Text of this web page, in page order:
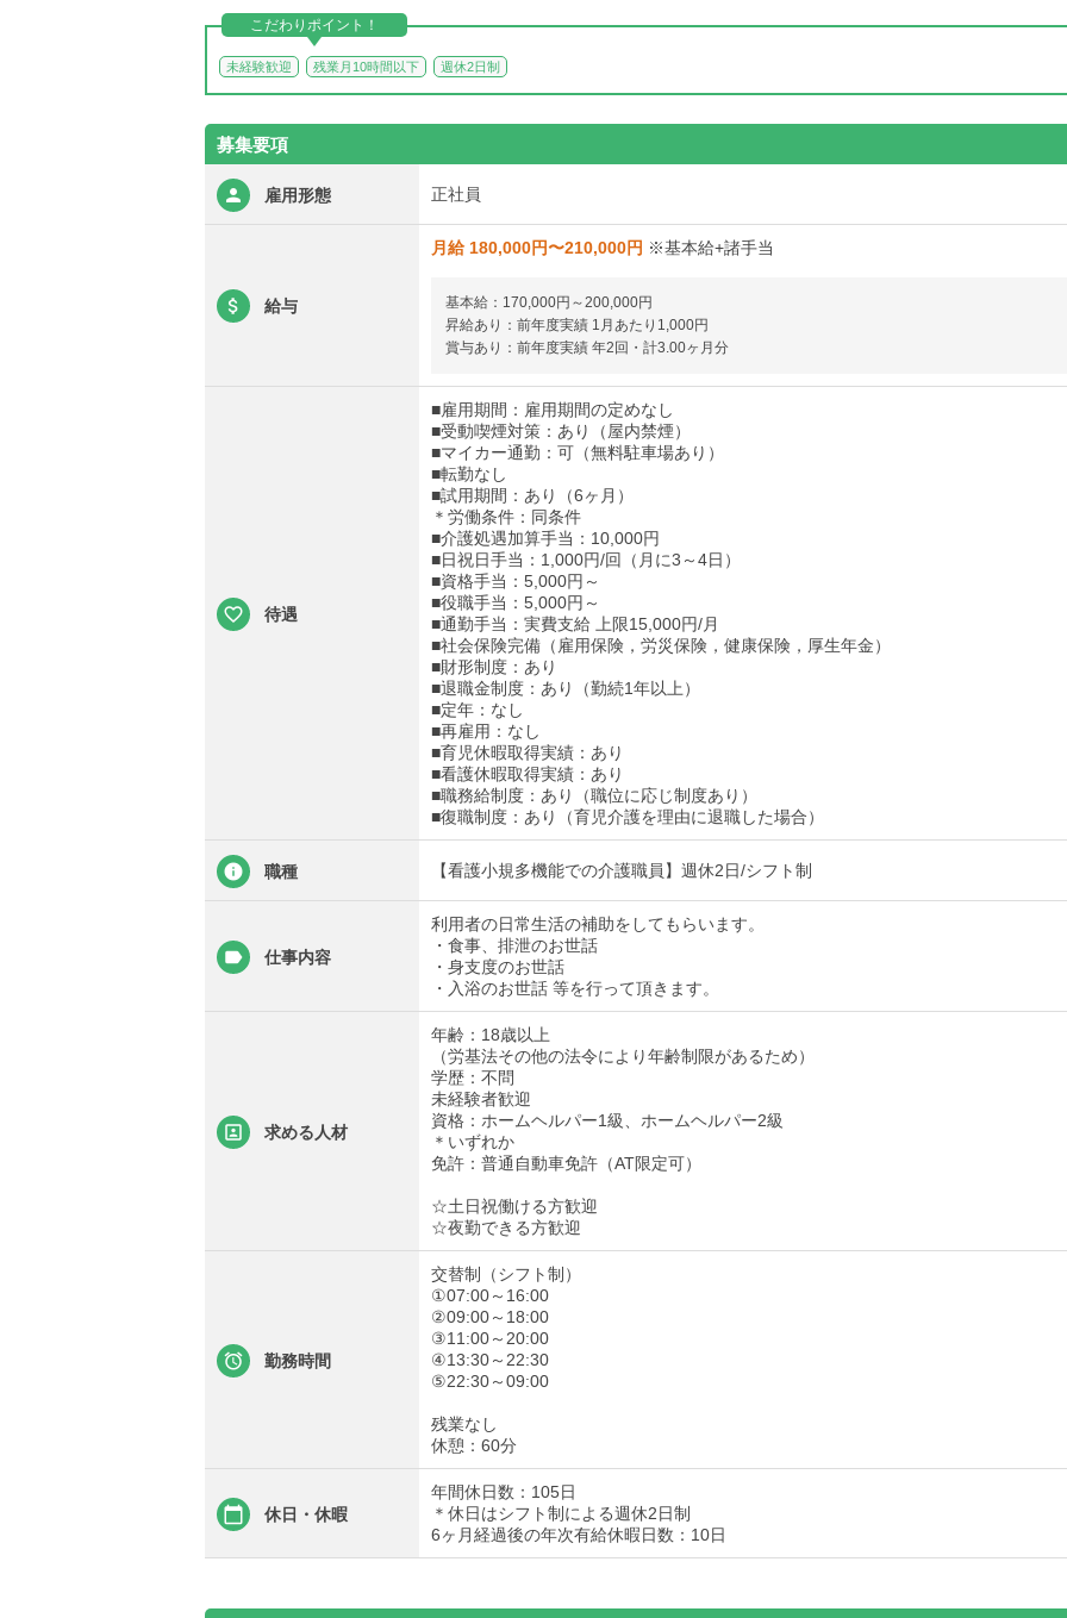
こだわりポイント！
未経験歓迎 残業月10時間以下 週休2日制
募集要項
雇用形態 正社員
給与
月給 180,000円〜210,000円 ※基本給+諸手当
基本給：170,000円～200,000円
昇給あり：前年度実績 1月あたり1,000円
賞与あり：前年度実績 年2回・計3.00ヶ月分
待遇
■雇用期間：雇用期間の定めなし
■受動喫煙対策：あり（屋内禁煙）
■マイカー通勤：可（無料駐車場あり）
■転勤なし
■試用期間：あり（6ヶ月）
＊労働条件：同条件
■介護処遇加算手当：10,000円
■日祝日手当：1,000円/回（月に3～4日）
■資格手当：5,000円～
■役職手当：5,000円～
■通勤手当：実費支給 上限15,000円/月
■社会保険完備（雇用保険，労災保険，健康保険，厚生年金）
■財形制度：あり
■退職金制度：あり（勤続1年以上）
■定年：なし
■再雇用：なし
■育児休暇取得実績：あり
■看護休暇取得実績：あり
■職務給制度：あり（職位に応じ制度あり）
■復職制度：あり（育児介護を理由に退職した場合）
職種 【看護小規多機能での介護職員】週休2日/シフト制
仕事内容
利用者の日常生活の補助をしてもらいます。
・食事、排泄のお世話
・身支度のお世話
・入浴のお世話 等を行って頂きます。
求める人材
年齢：18歳以上
（労基法その他の法令により年齢制限があるため）
学歴：不問
未経験者歓迎
資格：ホームヘルパー1級、ホームヘルパー2級
＊いずれか
免許：普通自動車免許（AT限定可）
☆土日祝働ける方歓迎
☆夜勤できる方歓迎
勤務時間
交替制（シフト制）
①07:00～16:00
②09:00～18:00
③11:00～20:00
④13:30～22:30
⑤22:30～09:00
残業なし
休憩：60分
休日・休暇
年間休日数：105日
＊休日はシフト制による週休2日制
6ヶ月経過後の年次有給休暇日数：10日